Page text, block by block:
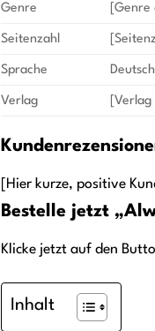
Genre [Genre
Seitenzahl
Sprache Deutsch
Verlag [Verlag
[Hier kurze, positive
Bestelle jetzt
Klicke jetzt auf den
Inhalt